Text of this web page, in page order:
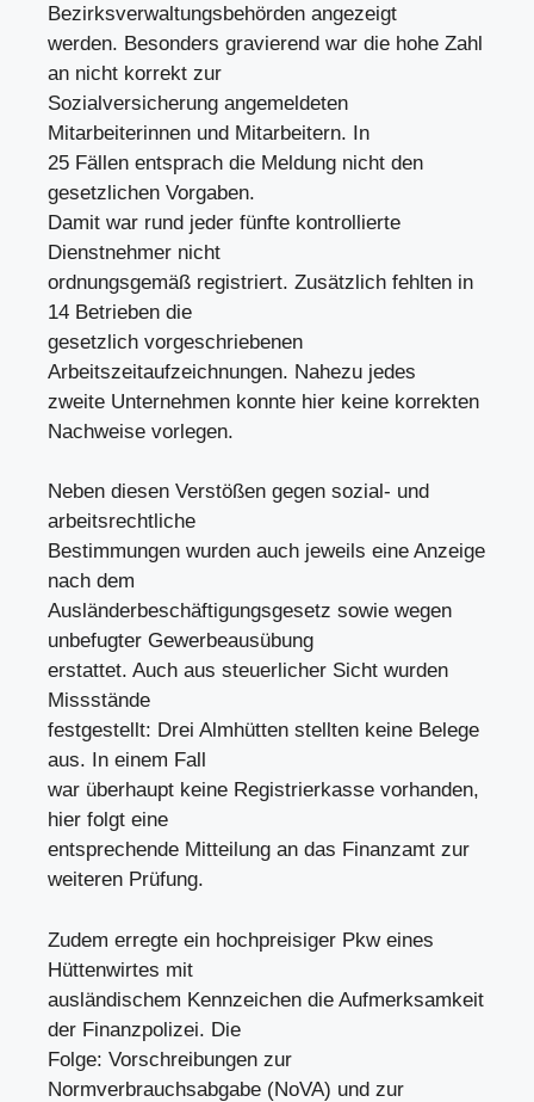
Bezirksverwaltungsbehörden angezeigt
werden. Besonders gravierend war die hohe Zahl
an nicht korrekt zur
Sozialversicherung angemeldeten
Mitarbeiterinnen und Mitarbeitern. In
25 Fällen entsprach die Meldung nicht den
gesetzlichen Vorgaben.
Damit war rund jeder fünfte kontrollierte
Dienstnehmer nicht
ordnungsgemäß registriert. Zusätzlich fehlten in
14 Betrieben die
gesetzlich vorgeschriebenen
Arbeitszeitaufzeichnungen. Nahezu jedes
zweite Unternehmen konnte hier keine korrekten
Nachweise vorlegen.
Neben diesen Verstößen gegen sozial- und
arbeitsrechtliche
Bestimmungen wurden auch jeweils eine Anzeige
nach dem
Ausländerbeschäftigungsgesetz sowie wegen
unbefugter Gewerbeausübung
erstattet. Auch aus steuerlicher Sicht wurden
Missstände
festgestellt: Drei Almhütten stellten keine Belege
aus. In einem Fall
war überhaupt keine Registrierkasse vorhanden,
hier folgt eine
entsprechende Mitteilung an das Finanzamt zur
weiteren Prüfung.
Zudem erregte ein hochpreisiger Pkw eines
Hüttenwirtes mit
ausländischem Kennzeichen die Aufmerksamkeit
der Finanzpolizei. Die
Folge: Vorschreibungen zur
Normverbrauchsabgabe (NoVA) und zur